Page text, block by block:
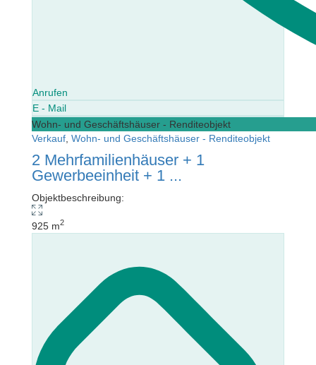
Anrufen
E - Mail
Wohn- und Geschäftshäuser - Renditeobjekt
Verkauf Wohn- und Geschäftshäuser - Renditeobjekt
2 Mehrfamilienhäuser + 1
Gewerbeeinheit + 1 ...
Objektbeschreibung:
925 m2